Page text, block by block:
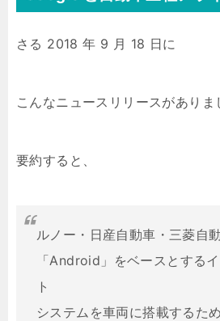
さる 2018 年 9 月 18 日に
こんなニュースリリースがありま
要約すると、
ルノー・日産自動車・三菱自
「Android」をベースとする
ト
システムを車両に搭載するた